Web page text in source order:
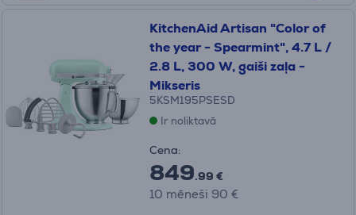
KitchenAid Artisan "Color of
the year - Spearmint", 4.7 L /
2.8 L, 300 W, gaiši zaļa -
Mikseris
5KSM195PSESD
Ir noliktavā
Cena:
849.99 €
10 mēneši 90 €